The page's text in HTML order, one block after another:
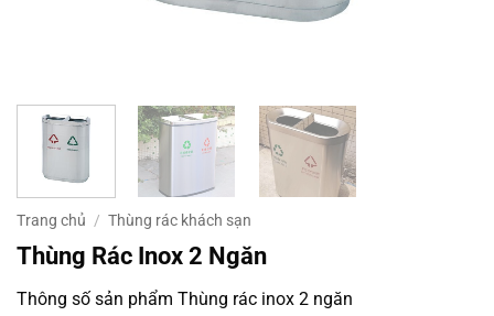
Trang chủ / Thùng rác khách sạn
Thùng Rác Inox 2 Ngăn
Thông số sản phẩm Thùng rác inox 2 ngăn